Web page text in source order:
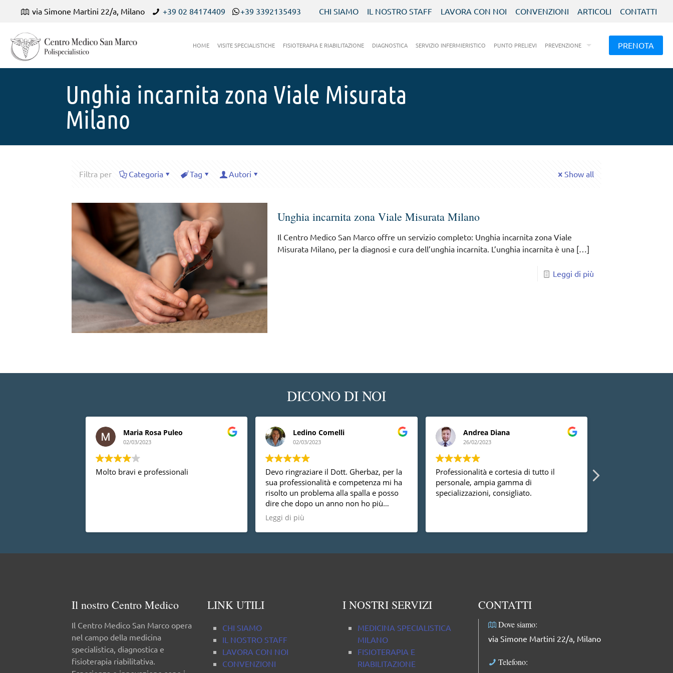
via Simone Martini 22/a, Milano +39 02 84174409 +39 3392135493 CHI SIAMO IL NOSTRO STAFF LAVORA CON NOI CONVENZIONI ARTICOLI CONTATTI
HOME VISITE SPECIALISTICHE FISIOTERAPIA E RIABILITAZIONE DIAGNOSTICA SERVIZIO INFERMIERISTICO PUNTO PRELIEVI PREVENZIONE PRENOTA
Unghia incarnita zona Viale Misurata
Milano
Filtra per Categoria Tag Autori Show all
Unghia incarnita zona Viale Misurata Milano
Il Centro Medico San Marco offre un servizio completo: Unghia incarnita zona Viale
Misurata Milano, per la diagnosi e cura dell’unghia incarnita. L’unghia incarnita è una […]
Leggi di più
DICONO DI NOI
Maria Rosa Puleo
02/03/2023
Molto bravi e professionali
Ledino Comelli
02/03/2023
Devo ringraziare il Dott. Gherbaz, per la
sua professionalità e competenza mi ha
risolto un problema alla spalla e posso
dire che dopo un anno non ho più
nessun dolore, vorrei anche dire che è
una persona molto disponibile cosa non
da tutti.
Leggi di più
Andrea Diana
26/02/2023
Professionalità e cortesia di tutto il
personale, ampia gamma di
specializzazioni, consigliato.
Il nostro Centro Medico
Il Centro Medico San Marco opera
nel campo della medicina
specialistica, diagnostica e
fisioterapia riabilitativa.
LINK UTILI
CHI SIAMO
IL NOSTRO STAFF
LAVORA CON NOI
CONVENZIONI
I NOSTRI SERVIZI
MEDICINA SPECIALISTICA
MILANO
FISIOTERAPIA E
RIABILITAZIONE
CONTATTI
Dove siamo:
via Simone Martini 22/a, Milano
Telefono: